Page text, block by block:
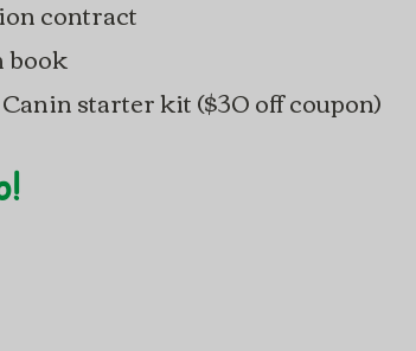
contract
book
starter kit ($30 off coupon)